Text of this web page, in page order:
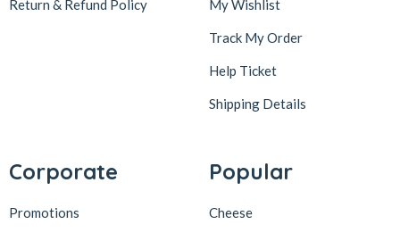
Return & Refund Policy My Wishlist
Track My Order
Help Ticket
Shipping Details
Corporate
Promotions
Popular
Cheese